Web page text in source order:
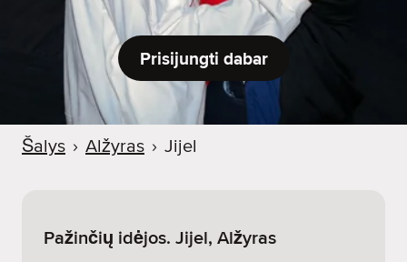
Prisijungti dabar
Šalys › Alžyras › Jijel
Pažinčių idėjos. Jijel, Alžyras